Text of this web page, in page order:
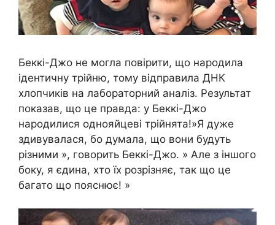
Беккі-Джо не могла повірити, що народила
ідентичну трійню, тому відправила ДНК
хлопчиків на лабораторний аналіз. Результат
показав, що це правда: у Беккі-Джо
народилися однояйцеві трійнята!»Я дуже
здивувалася, бо думала, що вони будуть
різними », говорить Беккі-Джо. » Але з іншого
боку, я єдина, хто їх розрізняє, так що це
багато що пояснює! »